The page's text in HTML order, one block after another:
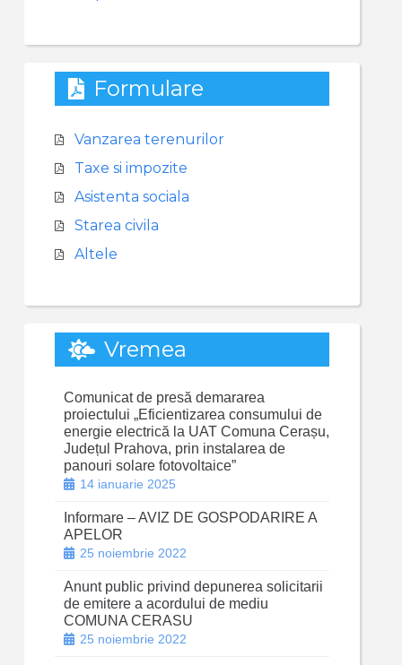
Formulare
Vanzarea terenurilor
Taxe si impozite
Asistenta sociala
Starea civila
Altele
Vremea
Comunicat de presă demararea
proiectului „Eficientizarea consumului de
energie electrică la UAT Comuna Cerașu,
Județul Prahova, prin instalarea de
panouri solare fotovoltaice”
14 ianuarie 2025
Informare – AVIZ DE GOSPODARIRE A
APELOR
25 noiembrie 2022
Anunt public privind depunerea solicitarii
de emitere a acordului de mediu
COMUNA CERASU
25 noiembrie 2022